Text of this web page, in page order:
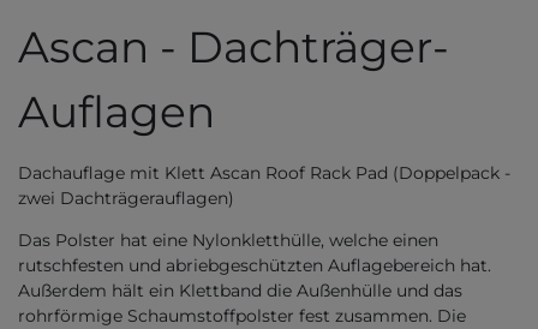
Ascan - Dachträger-
Auflagen
Dachauflage mit Klett Ascan Roof Rack Pad (Doppelpack -
zwei Dachträgerauflagen)
Das Polster hat eine Nylonkletthülle, welche einen
rutschfesten und abriebgeschützten Auflagebereich hat.
Außerdem hält ein Klettband die Außenhülle und das
rohrförmige Schaumstoffpolster fest zusammen. Die